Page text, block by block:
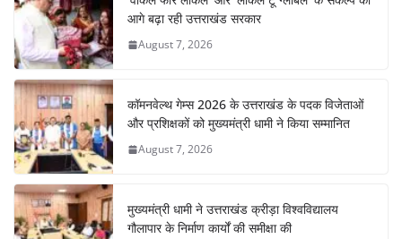
o
o
k
p
p
m n
आगे बढ़ा रही उत्तराखंड सरकार
August 7, 2026
कॉमनवेल्थ गेम्स 2026 के उत्तराखंड के पदक विजेताओं
और प्रशिक्षकों को मुख्यमंत्री धामी ने किया सम्मानित
August 7, 2026
मुख्यमंत्री धामी ने उत्तराखंड क्रीड़ा विश्वविद्यालय
गौलापार के निर्माण कार्यों की समीक्षा की